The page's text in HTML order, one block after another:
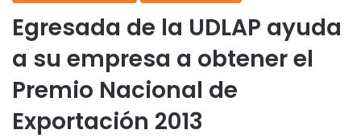
Egresada de la UDLAP ayuda
a su empresa a obtener el
Premio Nacional de
Exportación 2013